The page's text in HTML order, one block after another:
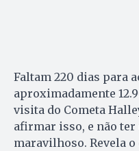
Faltam 220 dias para
aproximadamente
visita do Cometa
afirmar isso, e não ter
maravilhoso. Revela